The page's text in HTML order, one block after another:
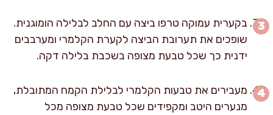
בקערית עמוקה טרפו ביצה עם החלב לבלילה הומוגנית.
שופכים את תערובת הביצה לקערת הקלמרי ומערבבים
ידנית כך שכל טבעת מצופה בשכבת בלילה דקה.
מעבירים את טבעות הקלמרי לבלילת הקמח המתובלת,
מנערים היטב ומקפידים שכל טבעת מצופה מכל